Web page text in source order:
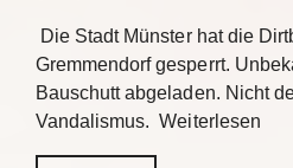
Die Stadt Münster hat die
Gremmendorf gesperrt.
Bauschutt abgeladen. Nicht
Vandalismus. Weiterlesen